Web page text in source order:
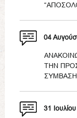
04
ΤΗΝ
31